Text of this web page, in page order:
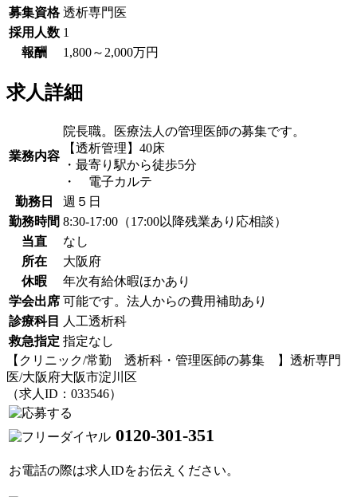
募集資格 透析専門医
採用人数 1
報酬
1,800～2,000万円
求人詳細
業務内容
院長職。医療法人の管理医師の募集です。
【透析管理】40床
・最寄り駅から徒歩5分
・ 電子カルテ
勤務日
週５日
勤務時間 8:30‐17:00（17:00以降残業あり応相談）
当直
なし
所在
大阪府
休暇
年次有給休暇ほかあり
学会出席 可能です。法人からの費用補助あり
診療科目
人工透析科
救急指定 指定なし
【クリニック/常勤 透析科・管理医師の募集 】透析専門
医/大阪府大阪市淀川区
（求人ID：033546）
0120-301-351
お電話の際は求人IDをお伝えください。